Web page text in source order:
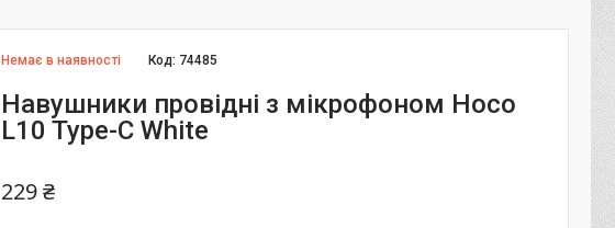
Немає в наявності Код: 74485
Навушники провідні з мікрофоном Hoco
L10 Type-C White
229 ₴